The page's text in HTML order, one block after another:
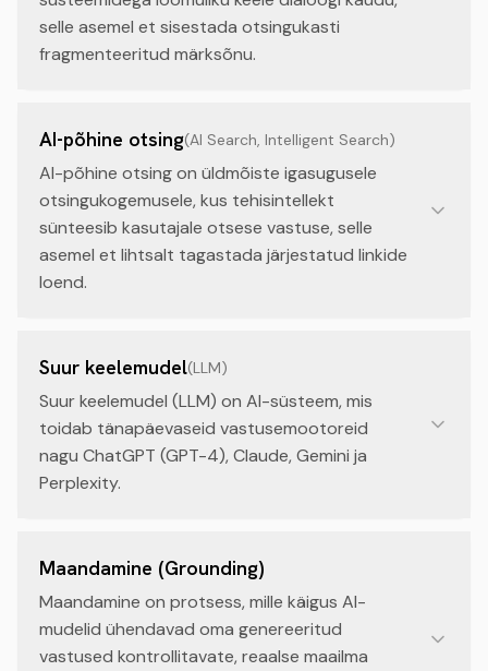
selle asemel et sisestada otsingukasti
fragmenteeritud märksõnu.
AI-põhine otsing(AI Search, Intelligent Search)
AI-põhine otsing on üldmõiste igasugusele
otsingukogemusele, kus tehisintellekt
sünteesib kasutajale otsese vastuse, selle
asemel et lihtsalt tagastada järjestatud linkide
loend.
Suur keelemudel(LLM)
Suur keelemudel (LLM) on AI-süsteem, mis
toidab tänapäevaseid vastusemootoreid
nagu ChatGPT (GPT-4), Claude, Gemini ja
Perplexity.
Maandamine (Grounding)
Maandamine on protsess, mille käigus AI-
mudelid ühendavad oma genereeritud
vastused kontrollitavate, reaalse maailma